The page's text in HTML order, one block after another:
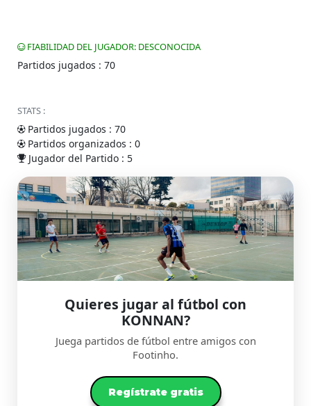
FIABILIDAD DEL JUGADOR: DESCONOCIDA
Partidos jugados : 70
STATS :
Partidos jugados : 70
Partidos organizados : 0
Jugador del Partido : 5
Quieres jugar al fútbol con
KONNAN?
Juega partidos de fútbol entre amigos con
Footinho.
Regístrate gratis